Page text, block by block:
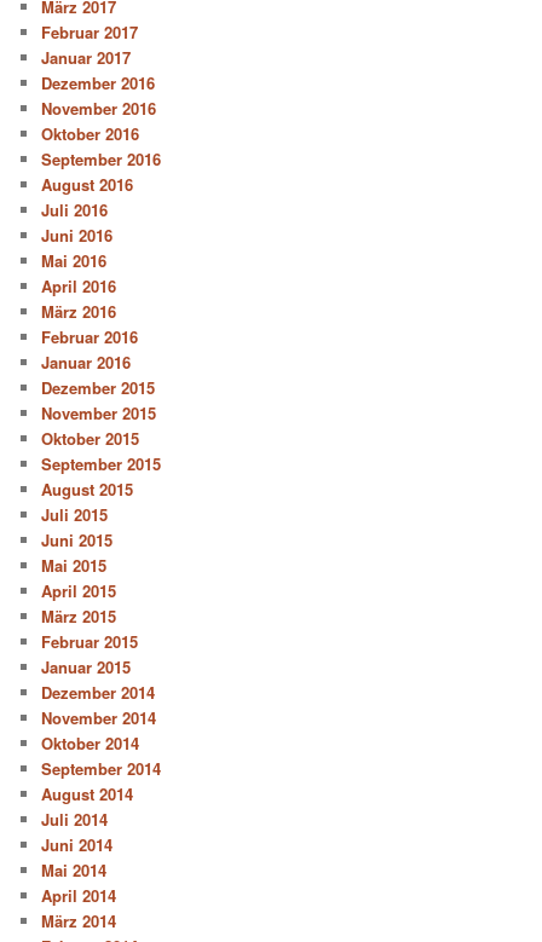
März 2017
Februar 2017
Januar 2017
Dezember 2016
November 2016
Oktober 2016
September 2016
August 2016
Juli 2016
Juni 2016
Mai 2016
April 2016
März 2016
Februar 2016
Januar 2016
Dezember 2015
November 2015
Oktober 2015
September 2015
August 2015
Juli 2015
Juni 2015
Mai 2015
April 2015
März 2015
Februar 2015
Januar 2015
Dezember 2014
November 2014
Oktober 2014
September 2014
August 2014
Juli 2014
Juni 2014
Mai 2014
April 2014
März 2014